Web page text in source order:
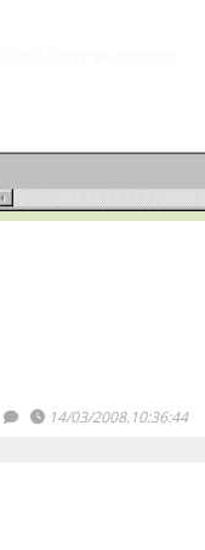
14/03/2008.10:36:44